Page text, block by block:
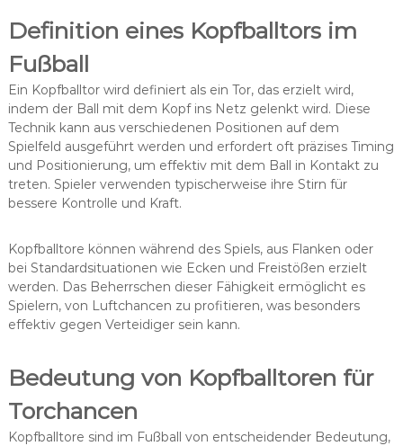
Definition eines Kopfballtors im
Fußball
Ein Kopfballtor wird definiert als ein Tor, das erzielt wird,
indem der Ball mit dem Kopf ins Netz gelenkt wird. Diese
Technik kann aus verschiedenen Positionen auf dem
Spielfeld ausgeführt werden und erfordert oft präzises Timing
und Positionierung, um effektiv mit dem Ball in Kontakt zu
treten. Spieler verwenden typischerweise ihre Stirn für
bessere Kontrolle und Kraft.
Kopfballtore können während des Spiels, aus Flanken oder
bei Standardsituationen wie Ecken und Freistößen erzielt
werden. Das Beherrschen dieser Fähigkeit ermöglicht es
Spielern, von Luftchancen zu profitieren, was besonders
effektiv gegen Verteidiger sein kann.
Bedeutung von Kopfballtoren für
Torchancen
Kopfballtore sind im Fußball von entscheidender Bedeutung,